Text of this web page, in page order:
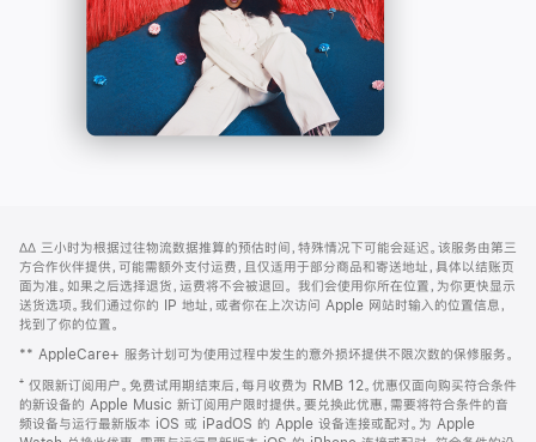
页
页
脚
注
∆∆ 三小时为根据过往物流数据推算的预估时间，特殊情况下可能会延迟。该服务由第三
方合作伙伴提供，可能需额外支付运费，且仅适用于部分商品和寄送地址，具体以结账页
面为准。如果之后选择退货，运费将不会被退回。 我们会使用你所在位置，为你更快显示
送货选项。我们通过你的 IP 地址，或者你在上次访问 Apple 网站时输入的位置信息，
找到了你的位置。
** AppleCare+ 服务计划可为使用过程中发生的意外损坏提供不限次数的保修服务。
⁺ 仅限新订阅用户。免费试用期结束后，每月收费为 RMB 12。优惠仅面向购买符合条件
的新设备的 Apple Music 新订阅用户限时提供。要兑换此优惠，需要将符合条件的音
频设备与运行最新版本 iOS 或 iPadOS 的 Apple 设备连接或配对。为 Apple